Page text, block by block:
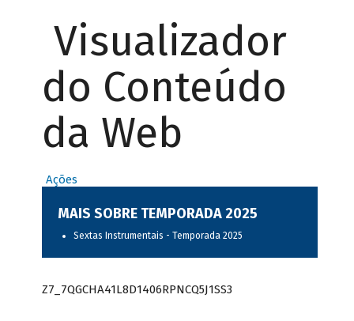
Visualizador
do Conteúdo
da Web
Ações
MAIS SOBRE TEMPORADA 2025
Sextas Instrumentais - Temporada 2025
Z7_7QGCHA41L8D1406RPNCQ5J1SS3